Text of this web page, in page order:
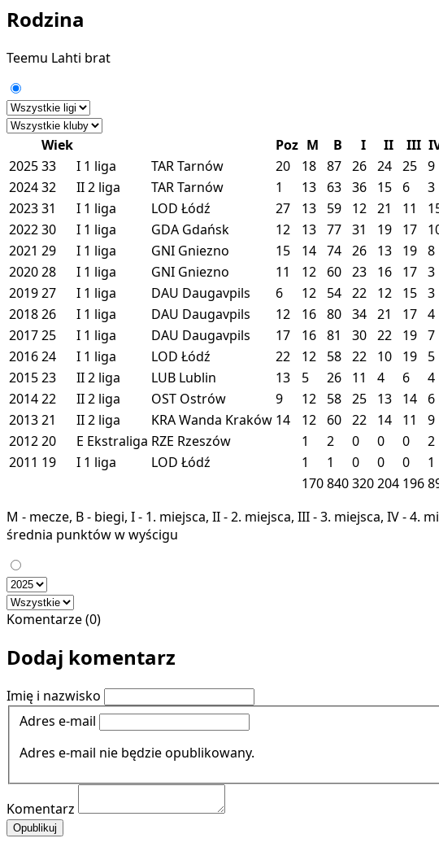
Rodzina
Teemu Lahti brat
Wiek Poz M B I II III
202533 I 1 liga TARTarnów 20 18 87 26 24 25 9
202432 II2 liga TARTarnów 1 13 63 36 15 6 3
202331 I 1 liga LOD Łódź 27 13 59 12 21 11
202230 I 1 liga GDA Gdańsk 12 13 77 31 19 17
2021 29 I 1 liga GNI Gniezno 15 14 74 26 13 19 8
202028 I 1 liga GNI Gniezno 11 12 60 23 16 17 3
201927 I 1 liga DAU Daugavpils 6 12 54 22 12 15 3
201826 I 1 liga DAU Daugavpils 12 16 80 34 21 17 4
201725 I 1 liga DAU Daugavpils 17 16 81 30 22 19 7
201624 I 1 liga LOD Łódź 22 12 58 22 10 19 5
201523 II2 liga LUB Lublin 13 5 26 11 4 6 4
201422 II2 liga OST Ostrów 9 12 58 25 13 14 6
201321 II2 liga KRAWanda Kraków 14 12 60 22 14 11 9
201220 E Ekstraliga RZE Rzeszów 1 2 0 0 0 2
2011 19 I 1 liga LOD Łódź 1 1 0 0 0 1
170840320204 196
M - mecze, B - biegi, I - 1. miejsca, II - 2. miejsca, III - 3. miejsca, IV -
średnia punktów w wyścigu
Komentarze (0)
Dodaj komentarz
Imię i nazwisko
Adres e-mail
Adres e-mail nie będzie opublikowany.
Komentarz
Opublikuj